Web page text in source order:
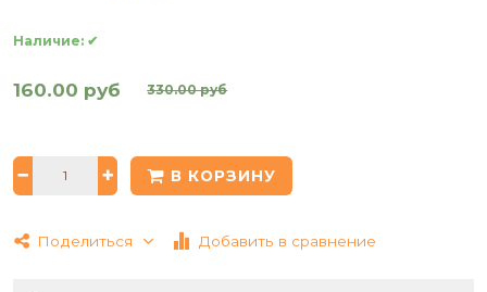
Наличие: ✔
160.00 руб 330.00 руб
В КОРЗИНУ
Поделиться Добавить в сравнение